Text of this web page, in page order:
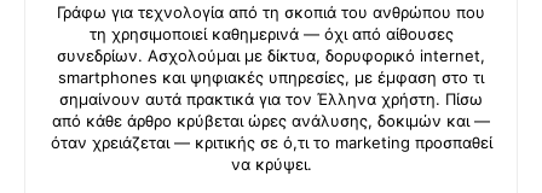
Γράφω για τεχνολογία από τη σκοπιά του ανθρώπου που
τη χρησιμοποιεί καθημερινά — όχι από αίθουσες
συνεδρίων. Ασχολούμαι με δίκτυα, δορυφορικό internet,
smartphones και ψηφιακές υπηρεσίες, με έμφαση στο τι
σημαίνουν αυτά πρακτικά για τον Έλληνα χρήστη. Πίσω
από κάθε άρθρο κρύβεται ώρες ανάλυσης, δοκιμών και —
όταν χρειάζεται — κριτικής σε ό,τι το marketing προσπαθεί
να κρύψει.